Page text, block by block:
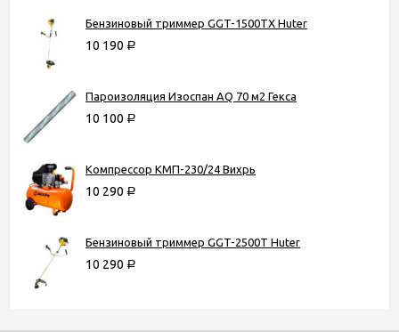
Бензиновый триммер GGT-1500TX Huter
10 190 Р
Пароизоляция Изоспан AQ 70 м2 Гекса
10 100 Р
Компрессор КМП-230/24 Вихрь
10 290 Р
Бензиновый триммер GGT-2500T Huter
10 290 Р